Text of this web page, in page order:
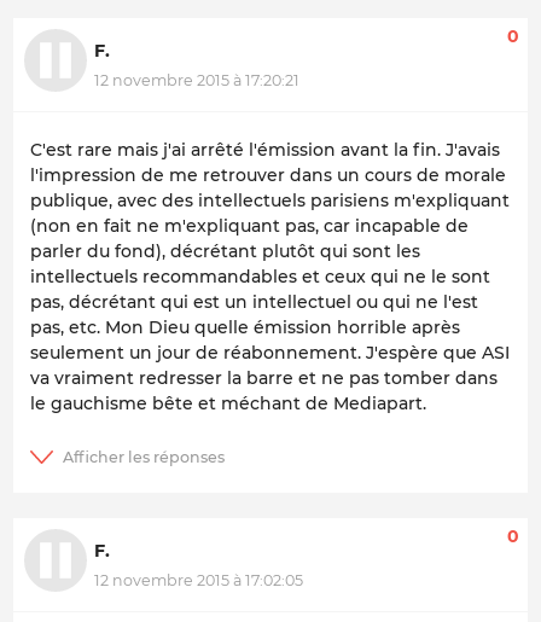
F.
12 novembre 2015 à 17:20:21
0
C'est rare mais j'ai arrêté l'émission avant la fin. J'avais
l'impression de me retrouver dans un cours de morale
publique, avec des intellectuels parisiens m'expliquant
(non en fait ne m'expliquant pas, car incapable de
parler du fond), décrétant plutôt qui sont les
intellectuels recommandables et ceux qui ne le sont
pas, décrétant qui est un intellectuel ou qui ne l'est
pas, etc. Mon Dieu quelle émission horrible après
seulement un jour de réabonnement. J'espère que ASI
va vraiment redresser la barre et ne pas tomber dans
le gauchisme bête et méchant de Mediapart.
F.
12 novembre 2015 à 17:02:05
0